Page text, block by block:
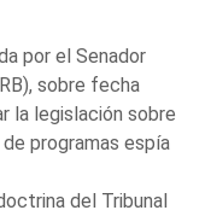
por el Senador
sobre fecha
la legislación sobre
programas espía
del Tribunal